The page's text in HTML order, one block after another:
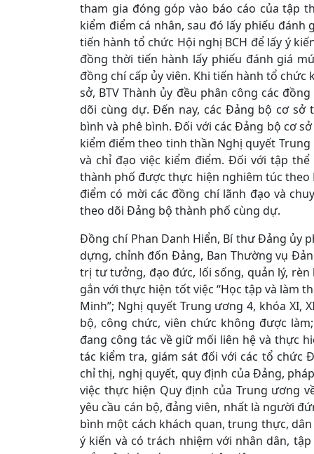
tham gia đóng góp vào báo cáo của tập
kiểm điểm cá nhân, sau đó lấy phiếu
tiến hành tổ chức Hội nghị BCH để lấy ý
đồng thời tiến hành lấy phiếu đánh giá
đồng chí cấp ủy viên. Khi tiến hành tổ chức
sở, BTV Thành ủy đều phân công các
dõi cùng dự. Đến nay, các Đảng bộ cơ
bình và phê bình. Đối với các Đảng bộ cơ
kiểm điểm theo tinh thần Nghị quyết
và chỉ đạo việc kiểm điểm. Đối với tập thể
thành phố được thực hiện nghiêm túc theo
điểm có mời các đồng chí lãnh đạo và
theo dõi Đảng bộ thành phố cùng dự.
Đồng chí Phan Danh Hiển, Bí thư Đảng ủy
dựng, chỉnh đốn Đảng, Ban Thường vụ
trị tư tưởng, đạo đức, lối sống, quản lý,
gắn với thực hiện tốt việc “Học tập và làm
Minh”; Nghị quyết Trung ương 4, khóa XI,
bộ, công chức, viên chức không được
đang công tác về giữ mối liên hệ và thực
tác kiểm tra, giám sát đối với các tổ chức
chỉ thị, nghị quyết, quy định của Đảng,
việc thực hiện Quy định của Trung ương
yêu cầu cán bộ, đảng viên, nhất là người
bình một cách khách quan, trung thực,
ý kiến và có trách nhiệm với nhân dân,